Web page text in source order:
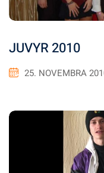
JUVYR 2010
25. NOVEMBRA